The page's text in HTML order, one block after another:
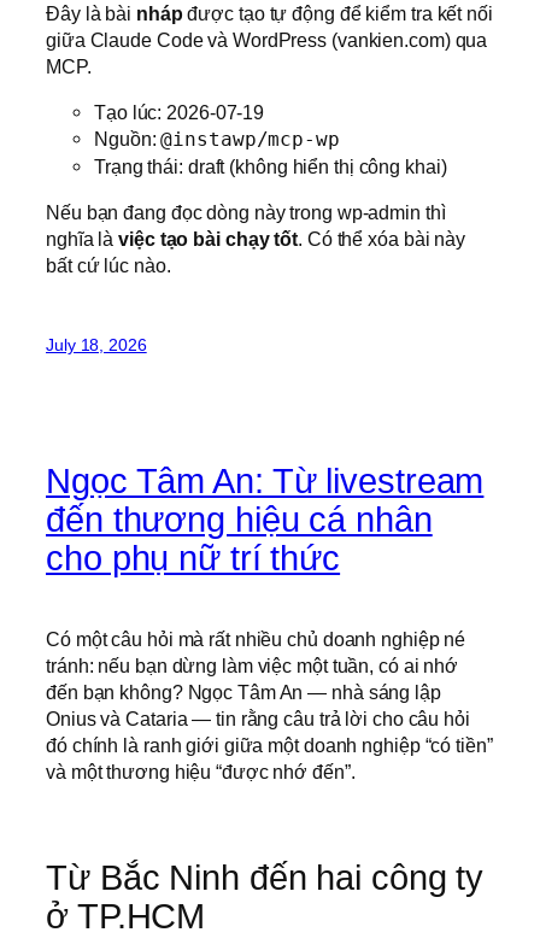
Đây là bài nháp được tạo tự động để kiểm tra kết nối
giữa Claude Code và WordPress (vankien.com) qua
MCP.
Tạo lúc: 2026-07-19
Nguồn:@instawp/mcp-wp
Trạng thái: draft (không hiển thị công khai)
Nếu bạn đang đọc dòng này trong wp-admin thì
nghĩa làviệc tạo bài chạy tốt. Có thể xóa bài này
bất cứ lúc nào.
July 18, 2026
Ngọc Tâm An: Từ livestream
đến thương hiệu cá nhân
cho phụ nữ trí thức
Có một câu hỏi mà rất nhiều chủ doanh nghiệp né
tránh: nếu bạn dừng làm việc một tuần, có ai nhớ
đến bạn không? Ngọc Tâm An — nhà sáng lập
Onius và Cataria — tin rằng câu trả lời cho câu hỏi
đó chính là ranh giới giữa một doanh nghiệp “có tiền”
và một thương hiệu “được nhớ đến”.
Từ Bắc Ninh đến hai công ty
ở TP.HCM